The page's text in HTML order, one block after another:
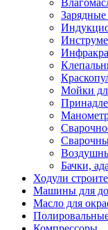
Зарядные
Мойки
Бачки,
Ходули
Машины для
Масло для